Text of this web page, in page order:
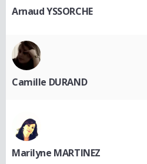
Arnaud YSSORCHE
Camille DURAND
Marilyne MARTINEZ